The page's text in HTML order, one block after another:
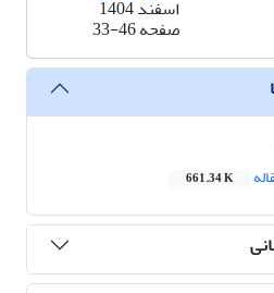
اسفند 1404
صفحه33-46
661.34 K